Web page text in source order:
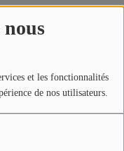
et les fonctionnalités
de nos utilisateurs.
45 minutes
à partir de 4
plein air. Les
vous
avant de se